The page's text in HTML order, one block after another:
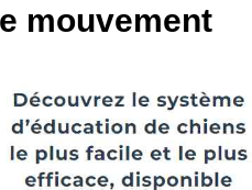
mouvement